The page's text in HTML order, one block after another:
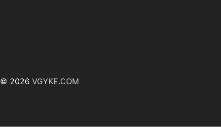
© 2026 VGYKE.COM